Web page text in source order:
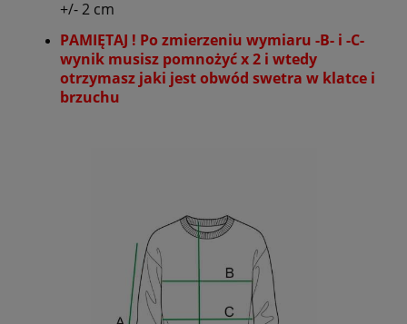
+/- 2 cm
PAMIĘTAJ ! Po zmierzeniu wymiaru -B- i -C-
wynik musisz pomnożyć x 2 i wtedy
otrzymasz jaki jest obwód swetra w klatce i
brzuchu